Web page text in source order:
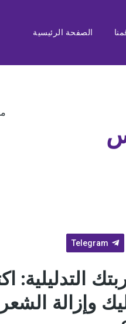
الصفحة الرئيسية
التدليلية:
وإزالة